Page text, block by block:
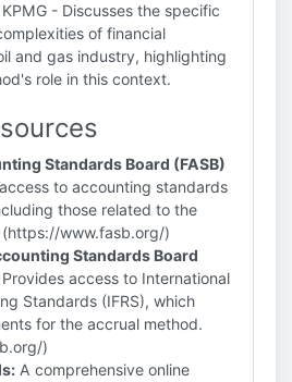
- Discusses the specific
of financial
and gas industry, highlighting
role in this context.
Standards Board (FASB)
to accounting standards
those related to the
www.fasb.org/)
Standards Board
Provides access to International
Standards (IFRS), which
for the accrual method.
)
A comprehensive online